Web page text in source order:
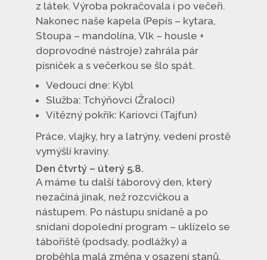
z látek. Výroba pokračovala i po večeři.
Nakonec naše kapela (Pepís – kytara,
Stoupa – mandolína, Vlk – housle +
doprovodné nástroje) zahrála pár
písniček a s večerkou se šlo spát.
Vedoucí dne: Kýbl
Služba: Tchýňovci (Žraloci)
Vítězný pokřik: Kariovci (Tajfun)
Práce, vlajky, hry a latrýny, vedení prostě
vymýšlí kraviny.
Den čtvrtý – úterý 5.8.
A máme tu další táborový den, který
nezačíná jinak, než rozcvičkou a
nástupem. Po nástupu snídaně a po
snídani dopolední program – uklízelo se
tábořiště (podsady, podlážky) a
proběhla malá změna v osazení stanů,